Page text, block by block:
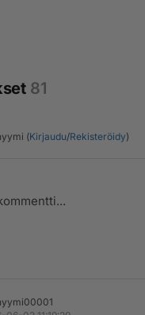
81
(Kirjaudu/Rekisteröidy)